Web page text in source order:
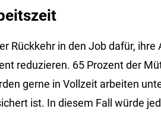
Rückkehr in den Job dafür, ihre
reduzieren. 65 Prozent der
gerne in Vollzeit arbeiten
ist. In diesem Fall würde